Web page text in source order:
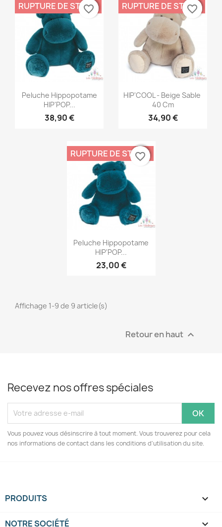
Aperçu rapide
Peluche Hippopotame
HIP'POP...
38,90 €
RUPTURE DE STOCK
favorite_border
favorite_border
Aperçu rapide
HIP'COOL - Beige Sable
40 Cm
34,90 €
RUPTURE DE STOCK
favorite_border
favorite_border
Aperçu rapide
Peluche Hippopotame
HIP'POP...
23,00 €
RUPTURE DE STOCK
favorite_border
favorite_border
Affichage 1-9 de 9 article(s)
Retour en haut 
Recevez nos offres spéciales
Vous pouvez vous désinscrire à tout moment. Vous trouverez pour cela
nos informations de contact dans les conditions d'utilisation du site.
PRODUITS 
NOTRE SOCIÉTÉ 